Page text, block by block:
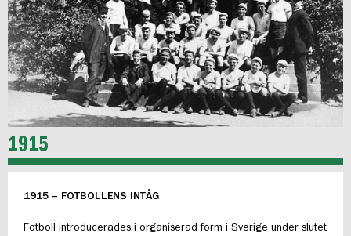
1915
1915 – FOTBOLLENS INTÅG
Fotboll introducerades i organiserad form i Sverige under slutet